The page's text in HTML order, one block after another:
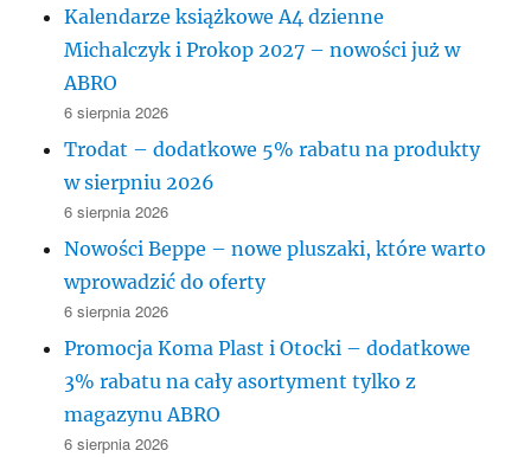
Kalendarze książkowe A4 dzienne
Michalczyk i Prokop 2027 – nowości już w
ABRO
6 sierpnia 2026
Trodat – dodatkowe 5% rabatu na produkty
w sierpniu 2026
6 sierpnia 2026
Nowości Beppe – nowe pluszaki, które warto
wprowadzić do oferty
6 sierpnia 2026
Promocja Koma Plast i Otocki – dodatkowe
3% rabatu na cały asortyment tylko z
magazynu ABRO
6 sierpnia 2026